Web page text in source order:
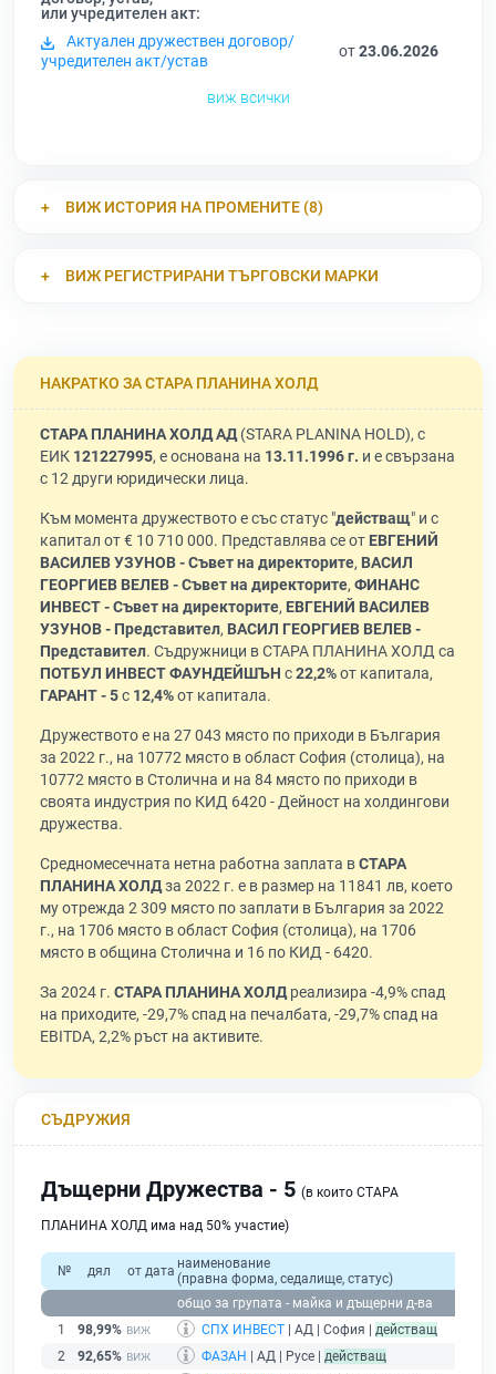
или учредителен акт:
Актуален дружествен договор/
учредителен акт/устав
от23.06.2026
виж всички
ВИЖ ИСТОРИЯ НА ПРОМЕНИТЕ (8)
ВИЖ РЕГИСТРИРАНИ ТЪРГОВСКИ МАРКИ
НАКРАТКО ЗА СТАРА ПЛАНИНА ХОЛД
СТАРА ПЛАНИНА ХОЛД АД(STARA PLANINA HOLD), с
ЕИК 121227995, е основана на 13.11.1996 г. и е свързана
с 12 други юридически лица.
Към момента дружеството е със статус "действащ" и с
капитал от € 10 710 000. Представлява се от ЕВГЕНИЙ
ВАСИЛЕВ УЗУНОВ - Съвет на директорите, ВАСИЛ
ГЕОРГИЕВ ВЕЛЕВ - Съвет на директорите, ФИНАНС
ИНВЕСТ - Съвет на директорите, ЕВГЕНИЙ ВАСИЛЕВ
УЗУНОВ - Представител, ВАСИЛ ГЕОРГИЕВ ВЕЛЕВ -
Представител. Съдружници в СТАРА ПЛАНИНА ХОЛД са
ПОТБУЛ ИНВЕСТ ФАУНДЕЙШЪН с22,2%от капитала,
ГАРАНТ - 5с 12,4%от капитала.
Дружеството е на 27 043 място по приходи в България
за 2022 г., на 10772 място в област София (столица), на
10772 място в Столична и на 84 място по приходи в
своята индустрия по КИД 6420 - Дейност на холдингови
дружества.
Средномесечната нетна работна заплата вСТАРА
ПЛАНИНА ХОЛДза 2022 г. е в размер на 11841 лв, което
му отрежда 2 309 място по заплати в България за 2022
г., на 1706 място в област София (столица), на 1706
място в община Столична и 16 по КИД - 6420.
За 2024 г. СТАРА ПЛАНИНА ХОЛДреализира -4,9% спад
на приходите, -29,7% спад на печалбата, -29,7% спад на
EBITDA, 2,2% ръст на активите.
СЪДРУЖИЯ
Дъщерни Дружества - 5 (в които СТАРА
ПЛАНИНА ХОЛД има над 50% участие)
№ дял от дата наименование
(правна форма, седалище, статус)
общо за групата - майка и дъщерни д-ва
1
98,99% СПХ ИНВЕСТ | АД | София | действащ
2
92,65% ФАЗАН | АД | Русе | действащ